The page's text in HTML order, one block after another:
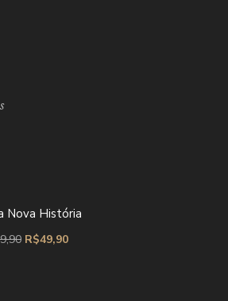
Nova História
R$49,90